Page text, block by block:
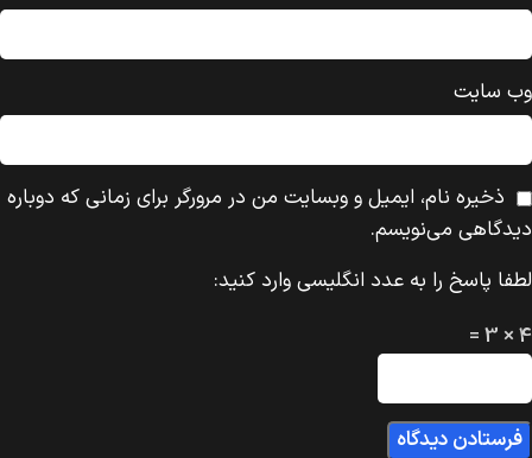
وب‌ سایت
ذخیره نام، ایمیل و وبسایت من در مرورگر برای زمانی که دوباره
دیدگاهی می‌نویسم.
لطفا پاسخ را به عدد انگلیسی وارد کنید:
4 × 3 =